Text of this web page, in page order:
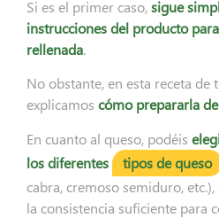
Si es el primer caso,sigue
instrucciones del producto
rellenada.
No obstante, en esta receta de
explicamos cómo prepararla
En cuanto al queso, podéis
los diferentes
tipos de queso
cabra, cremoso semiduro,
la consistencia suficiente para